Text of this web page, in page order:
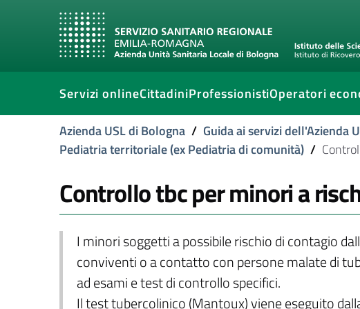
Servizi onlineCittadiniProfessionistiOperatori
Azienda USL di Bologna / Guida ai servizi dell'Azienda
Pediatria territoriale (ex Pediatria di comunità) /
Controllo tbc per minori a
I minori soggetti a possibile rischio di contagio
conviventi o a contatto con persone malate di
ad esami e test di controllo specifici.
Il test tubercolinico (Mantoux) viene eseguito